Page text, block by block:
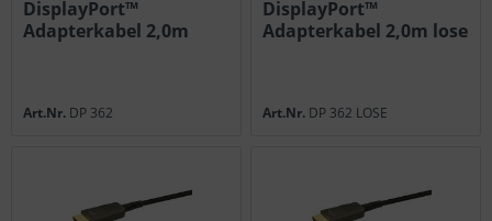
DisplayPort™
Adapterkabel 2,0m
Art.Nr. DP 362
DisplayPort™
Adapterkabel 2,0m lose
Art.Nr. DP 362 LOSE